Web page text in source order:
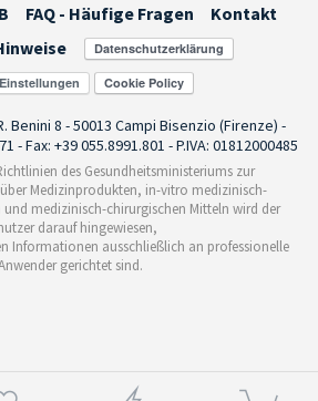
FAQ - Häufige Fragen
Kontakt
Benini 8 - 50013 Campi Bisenzio (Firenze) -
- Fax: +39 055.8991.801 - P.IVA: 01812000485
des Gesundheitsministeriums zur
Medizinprodukten, in-vitro medizinisch-
medizinisch-chirurgischen Mitteln wird der
darauf hingewiesen,
Informationen ausschließlich an professionelle
gerichtet sind.